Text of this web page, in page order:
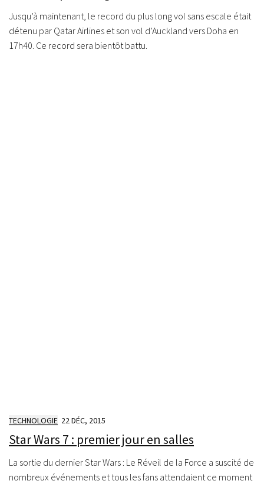
Jusqu’à maintenant, le record du plus long vol sans escale était
détenu par Qatar Airlines et son vol d’Auckland vers Doha en
17h40. Ce record sera bientôt battu.
TECHNOLOGIE 22 DÉC, 2015
Star Wars 7 : premier jour en salles
La sortie du dernier Star Wars : Le Réveil de la Force a suscité de
nombreux événements et tous les fans attendaient ce moment